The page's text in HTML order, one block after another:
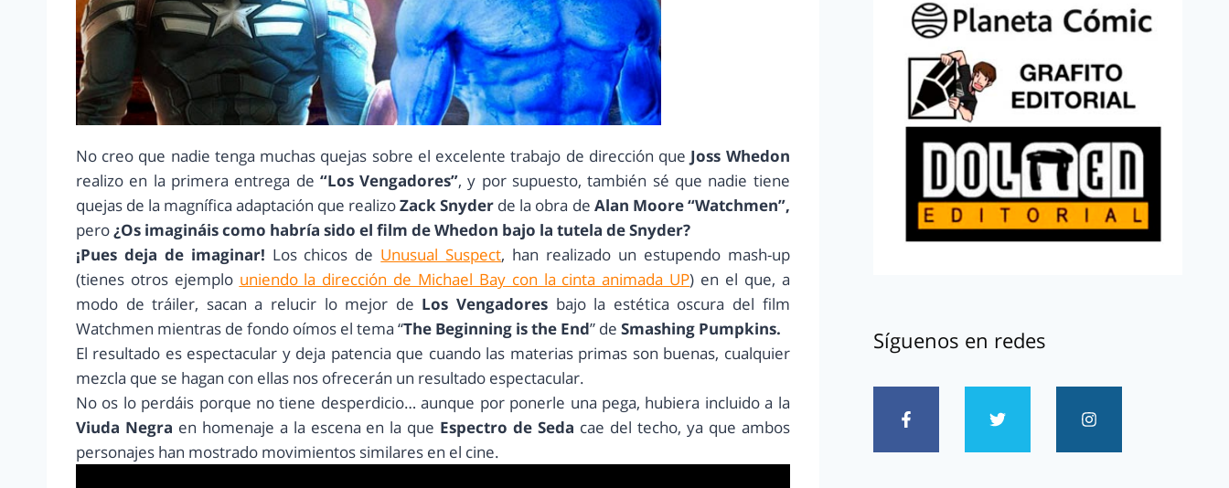
No creo que nadie tenga muchas quejas sobre el excelente trabajo de dirección que Joss Whedon
realizo en la primera entrega de “Los Vengadores”, y por supuesto, también sé que nadie tiene
quejas de la magnífica adaptación que realizoZack Snyder de la obra de Alan Moore “Watchmen”,
pero¿Os imagináis como habría sido el film de Whedon bajo la tutela de Snyder?
¡Pues deja de imaginar! Los chicos de Unusual Suspect, han realizado un estupendo mash-up
(tienes otros ejemplo uniendo la dirección de Michael Bay con la cinta animada UP) en el que, a
modo de tráiler, sacan a relucir lo mejor de Los Vengadores bajo la estética oscura del film
Watchmen mientras de fondo oímos el tema “The Beginning is the End” de Smashing Pumpkins.
El resultado es espectacular y deja patencia que cuando las materias primas son buenas, cualquier
mezcla que se hagan con ellas nos ofrecerán un resultado espectacular.
No os lo perdáis porque no tiene desperdicio… aunque por ponerle una pega, hubiera incluido a la
Viuda Negra en homenaje a la escena en la que Espectro de Seda cae del techo, ya que ambos
personajes han mostrado movimientos similares en el cine.
Síguenos en redes